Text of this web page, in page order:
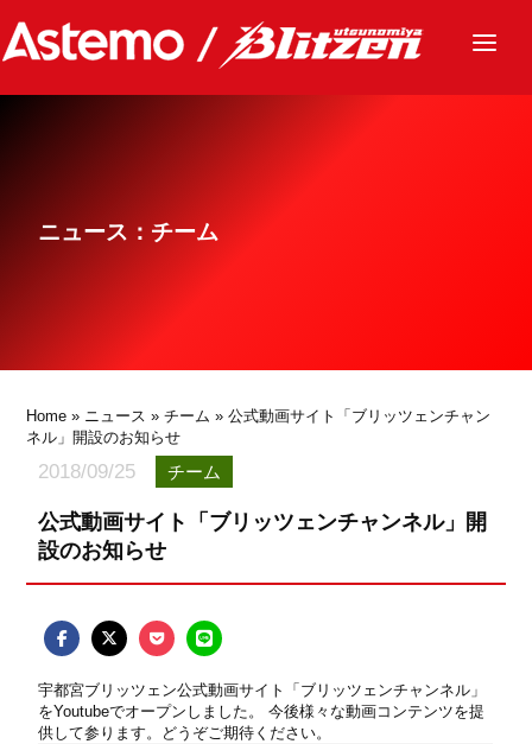
ニュース
グッズ
ニュース：チーム
Home » ニュース »チーム » 公式動画サイト「ブリッツェンチャン
ネル」開設のお知らせ
2018/09/25 チーム
公式動画サイト「ブリッツェンチャンネル」開
設のお知らせ
宇都宮ブリッツェン公式動画サイト「ブリッツェンチャンネル」
をYoutubeでオープンしました。 今後様々な動画コンテンツを提
供して参ります。どうぞご期待ください。